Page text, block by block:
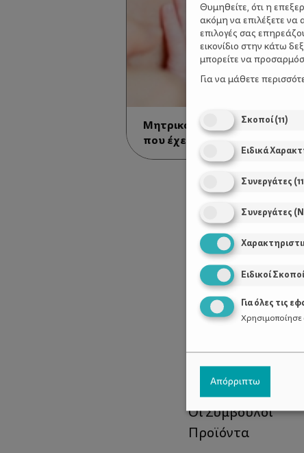
Μητρικό Γάλα - Το καλύτερο
που έχει ετοιμάσει η φύση
Χρήσιμοι
Τι είναι το ΔΕΛΤΑ
Οι Σύμβουλοι
Προϊόντα
Θυμηθείτε, ότι η
ακόμη να επιλέξετε να
επιλογές σας
εικονίδιο στην κάτω
μπορείτε να
Για να μάθετε
Σκοποί(11)
Ειδικά
Συνεργάτες (
Συνεργάτες
Ειδικοί Σκοποί
Για όλες τις
Χρησιμοποίησε
Απόρριπτω